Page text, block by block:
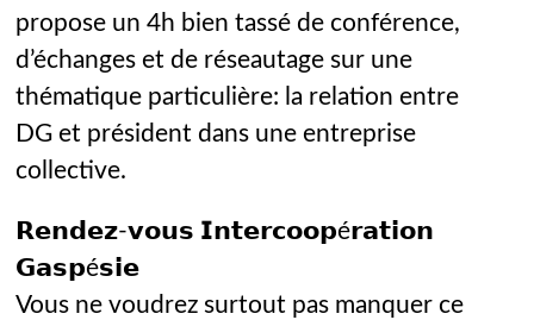
propose un 4h bien tassé de conférence,
d’échanges et de réseautage sur une
thématique particulière: la relation entre
DG et président dans une entreprise
collective.
𝗥𝗲𝗻𝗱𝗲𝘇-𝘃𝗼𝘂𝘀 𝗜𝗻𝘁𝗲𝗿𝗰𝗼𝗼𝗽é𝗿𝗮𝘁𝗶𝗼𝗻
𝗚𝗮𝘀𝗽é𝘀𝗶𝗲
Vous ne voudrez surtout pas manquer ce